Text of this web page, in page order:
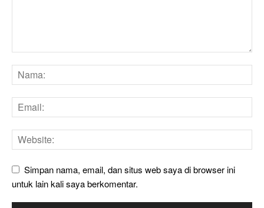
Simpan nama, email, dan situs web saya di browser ini
untuk lain kali saya berkomentar.